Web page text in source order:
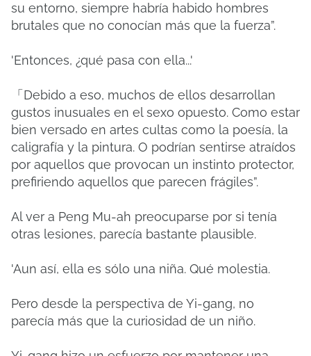
su entorno, siempre habría habido hombres
brutales que no conocían más que la fuerza”.
'Entonces, ¿qué pasa con ella...'
「Debido a eso, muchos de ellos desarrollan
gustos inusuales en el sexo opuesto. Como estar
bien versado en artes cultas como la poesía, la
caligrafía y la pintura. O podrían sentirse atraídos
por aquellos que provocan un instinto protector,
prefiriendo aquellos que parecen frágiles”.
Al ver a Peng Mu-ah preocuparse por si tenía
otras lesiones, parecía bastante plausible.
'Aun así, ella es sólo una niña. Qué molestia.
Pero desde la perspectiva de Yi-gang, no
parecía más que la curiosidad de un niño.